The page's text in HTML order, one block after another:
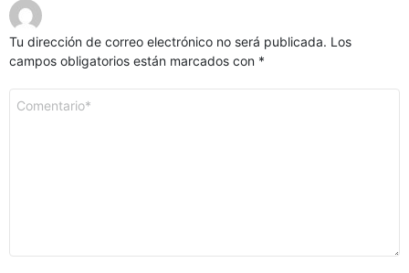
Tu dirección de correo electrónico no será publicada. Los
campos obligatorios están marcados con *